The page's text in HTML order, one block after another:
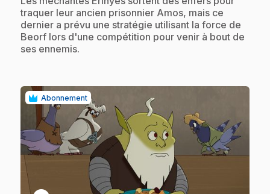
traquer leur ancien prisonnier Amos, mais ce
dernier a prévu une stratégie utilisant la force de
Beorf lors d'une compétition pour venir à bout de
ses ennemis.
Abonnement